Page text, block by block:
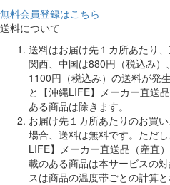
無料会員登録はこちら
送料について
送料はお届け先１カ所あたり
関西、中国は880円（税込み
1100円（税込み）の送料が発
と【沖縄LIFE】メーカー直送
ある商品は除きます。
お届け先１カ所あたりのお買
場合、送料は無料です。ただ
LIFE】メーカー直送品（産直
載のある商品は本サービスの
スは商品の温度帯ごとの計算と